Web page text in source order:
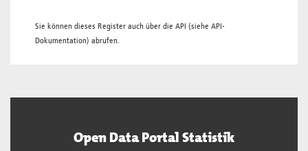
Sie können dieses Register auch über die API (siehe API-
Dokumentation) abrufen.
Open Data Portal Statistik